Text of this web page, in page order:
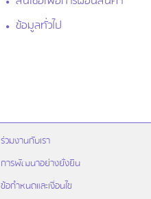
ข้อมูลทั่วไป
ร่วมงานกับเรา
การพัฒนาอย่างยั่งยืน
ข้อกำหนดและเงื่อนไข